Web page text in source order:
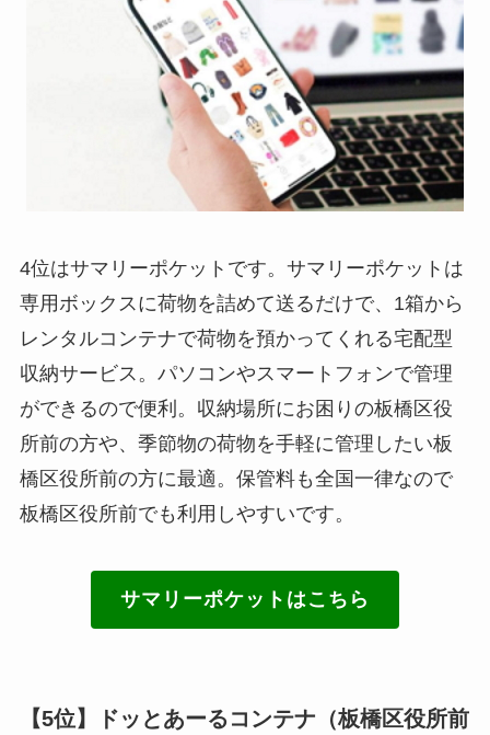
4位はサマリーポケットです。サマリーポケットは
専用ボックスに荷物を詰めて送るだけで、1箱から
レンタルコンテナで荷物を預かってくれる宅配型
収納サービス。パソコンやスマートフォンで管理
ができるので便利。収納場所にお困りの板橋区役
所前の方や、季節物の荷物を手軽に管理したい板
橋区役所前の方に最適。保管料も全国一律なので
板橋区役所前でも利用しやすいです。
サマリーポケットはこちら
【5位】ドッとあーるコンテナ（板橋区役所前